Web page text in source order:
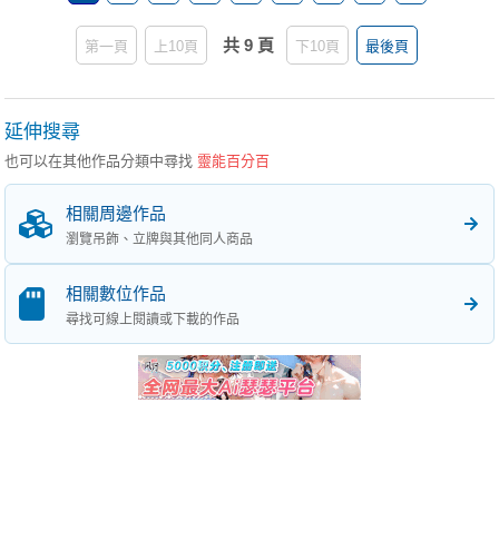
第一頁 上10頁 共 9 頁 下10頁 最後頁
延伸搜尋
也可以在其他作品分類中尋找 靈能百分百
相關周邊作品
瀏覽吊飾、立牌與其他同人商品
相關數位作品
尋找可線上閱讀或下載的作品